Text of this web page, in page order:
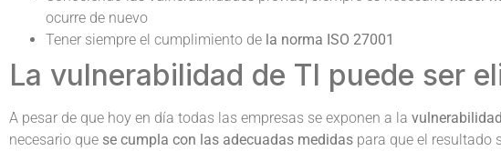
ocurre de nuevo
Tener siempre el cumplimiento de la norma ISO 27001
La vulnerabilidad de TI puede ser
A pesar de que hoy en día todas las empresas se exponen a la
necesario que se cumpla con las adecuadas medidas para que el resultado